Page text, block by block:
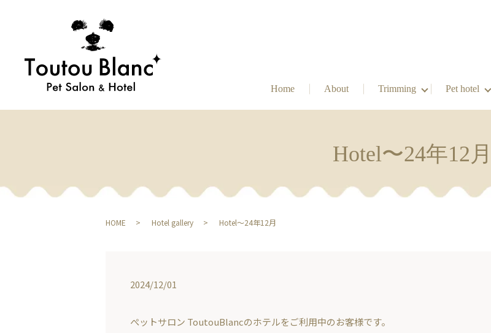
Home About Trimming Pet hotel
Hotel〜24年12月
HOME Hotel gallery Hotel〜24年12月
2024/12/01
ぺットサロン ToutouBlancのホテルをご利用中のお客様です。